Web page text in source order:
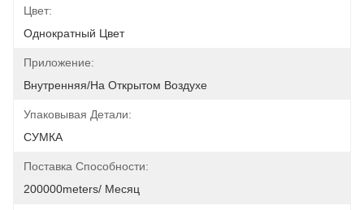
Цвет:
Однократный Цвет
Приложение:
Внутренняя/на Открытом Воздухе
Упаковывая Детали:
СУМКА
Поставка Способности:
200000meters/ Месяц